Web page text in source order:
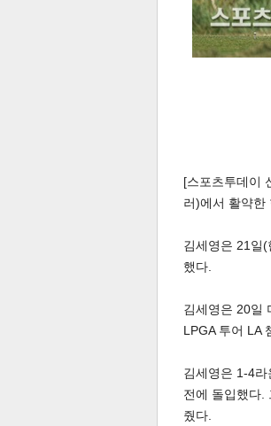
페이 트위 밴드
댓글
[스포츠투데이
러)에서 활약한
김세영은 21일
했다.
김세영은 20일
LPGA 투어 LA
김세영은 1-4
전에 돌입했다.
줬다.